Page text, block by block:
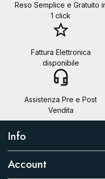
Reso Semplice e Gratuito
1 click
star_border
Fattura Elettronica
disponibile
headset_mic
Assistenza Pre e Post
Vendita
Info
Account